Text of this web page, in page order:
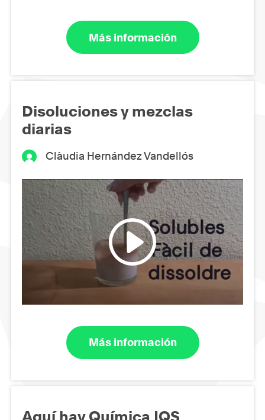
Más información
Disoluciones y mezclas
diarias
Clàudia Hernández Vandellós
Más información
Aquí hay Química IQS